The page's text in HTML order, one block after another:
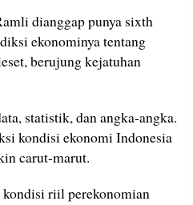
dianggap punya sixth
ekonominya tentang
berujung kejatuhan
statistik, dan angka-angka.
kondisi ekonomi Indonesia
carut-marut.
riil perekonomian